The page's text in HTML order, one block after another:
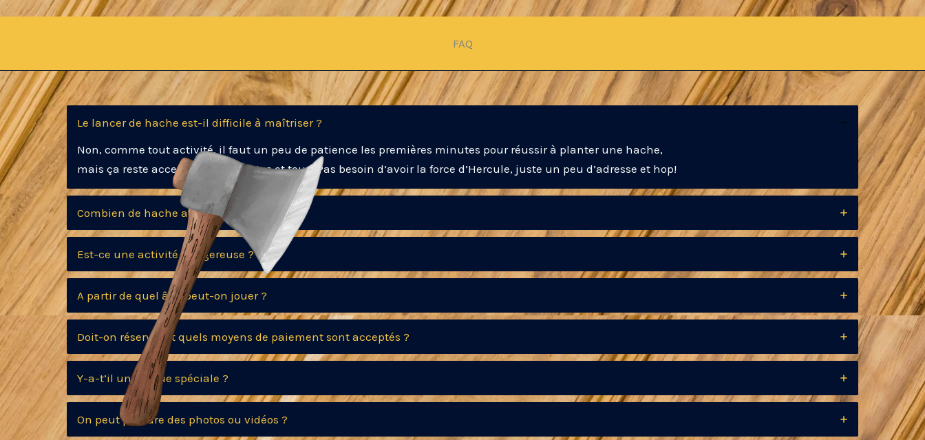
FAQ
Le lancer de hache est-il difficile à maîtriser ?
Non, comme tout activité, il faut un peu de patience les premières minutes pour réussir à planter une hache,
mais ça reste accessible pour toutes et tous. Pas besoin d’avoir la force d’Hercule, juste un peu d’adresse et hop!
Combien de hache avez vous ?
Est-ce une activité dangereuse ?
A partir de quel âge peut-on jouer ?
Doit-on réserver et quels moyens de paiement sont acceptés ?
Y-a-t’il une tenue spéciale ?
On peut prendre des photos ou vidéos ?